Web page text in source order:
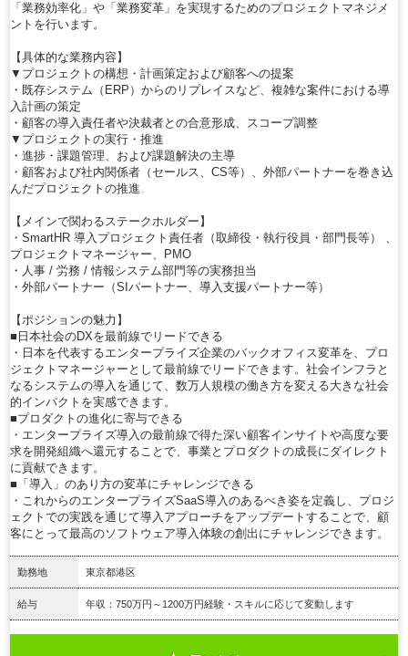
「業務効率化」や「業務変革」を実現するためのプロジェクトマネジメ
ントを行います。
【具体的な業務内容】
▼プロジェクトの構想・計画策定および顧客への提案
・既存システム（ERP）からのリプレイスなど、複雑な案件における導
入計画の策定
・顧客の導入責任者や決裁者との合意形成、スコープ調整
▼プロジェクトの実行・推進
・進捗・課題管理、および課題解決の主導
・顧客および社内関係者（セールス、CS等）、外部パートナーを巻き込
んだプロジェクトの推進
【メインで関わるステークホルダー】
・SmartHR 導入プロジェクト責任者（取締役・執行役員・部門長等） 、
プロジェクトマネージャー、PMO
・人事 / 労務 / 情報システム部門等の実務担当
・外部パートナー（SIパートナー、導入支援パートナー等）
【ポジションの魅力】
■日本社会のDXを最前線でリードできる
・日本を代表するエンタープライズ企業のバックオフィス変革を、プロ
ジェクトマネージャーとして最前線でリードできます。社会インフラと
なるシステムの導入を通じて、数万人規模の働き方を変える大きな社会
的インパクトを実感できます。
■プロダクトの進化に寄与できる
・エンタープライズ導入の最前線で得た深い顧客インサイトや高度な要
求を開発組織へ還元することで、事業とプロダクトの成長にダイレクト
に貢献できます。
■「導入」のあり方の変革にチャレンジできる
・これからのエンタープライズSaaS導入のあるべき姿を定義し、プロジ
ェクトでの実践を通じて導入アプローチをアップデートすることで、顧
客にとって最高のソフトウェア導入体験の創出にチャレンジできます。
勤務地 東京都港区
給与 年収：750万円～1200万円経験・スキルに応じて変動します